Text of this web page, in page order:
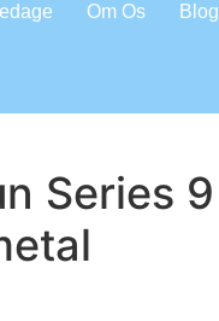
Om Os Blog
Series 9